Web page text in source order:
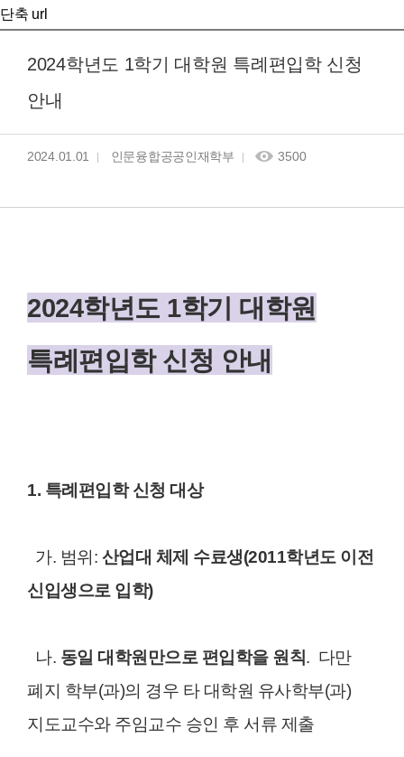
단축 url
2024학년도 1학기 대학원 특례편입학 신청
안내
2024.01.01 인문융합공공인재학부 3500
2024학년도 1학기 대학원
특례편입학 신청 안내
1. 특례편입학 신청 대상
가. 범위: 산업대 체제 수료생(2011학년도 이전
신입생으로 입학)
나. 동일 대학원만으로 편입학을 원칙. 다만
폐지 학부(과)의 경우 타 대학원 유사학부(과)
지도교수와 주임교수 승인 후 서류 제출